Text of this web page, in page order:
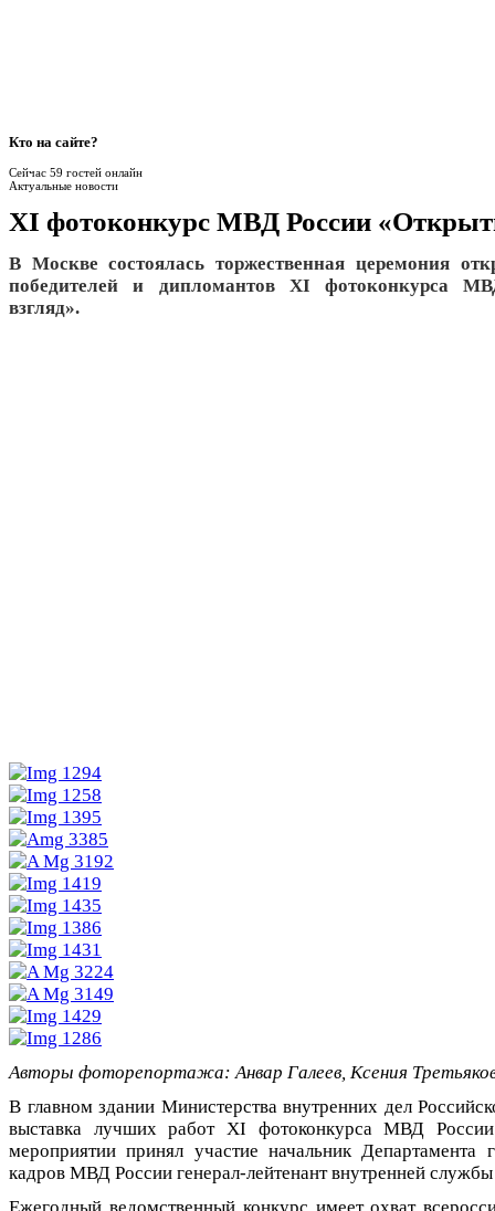
Кто на сайте?
Сейчас 59 гостей онлайн
Актуальные новости
XI фотоконкурс МВД России
В Москве состоялась торжественная церемония
победителей и дипломантов XI фотоконкурса
взгляд».
Авторы фоторепортажа: Анвар Галеев, Ксения
В главном здании Министерства внутренних дел
выставка лучших работ XI фотоконкурса МВД
мероприятии принял участие начальник Департамента
кадров МВД России генерал-лейтенант внутренней